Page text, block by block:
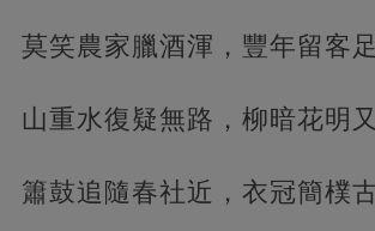
莫笑農家臘酒渾，豐年留客足
山重水復疑無路，柳暗花明又
簫鼓追隨春社近，衣冠簡樸古